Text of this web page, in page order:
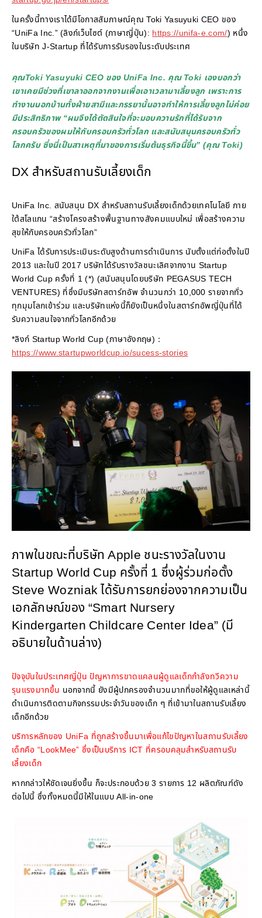
ในครั้งนี้ทางเราได้มีโอกาสสัมภาษณ์คุณ Toki Yasuyuki CEO ของ
“UniFa Inc.” (ลิงก์เว็บไซต์ (ภาษาญี่ปุ่น): https://unifa-e.com/) หนึ่ง
ในบริษัท J-Startup ที่ได้รับการรับรองในระดับประเทศ
คุณToki Yasuyuki CEO ของ UniFa Inc. คุณ Toki เองบอกว่า
เขาเคยมีช่วงที่เขาลาออกจากงานเพื่อเอาเวลามาเลี้ยงลูก เพราะการ
ทำงานนอกบ้านทั้งฝ่ายสามีและภรรยานั้นอาจทำให้การเลี้ยงลูกไม่ค่อย
มีประสิทธิภาพ “ผมจึงได้ตัดสินใจที่จะมอบความรักที่ได้รับจาก
ครอบครัวของผมให้กับครอบครัวทั่วโลก และสนับสนุนครอบครัวทั่ว
โลกครับ ซึ่งนี่เป็นสาเหตุที่มาของการเริ่มต้นธุรกิจนี้ขึ้น” (คุณ Toki)
DX สำหรับสถานรับเลี้ยงเด็ก
UniFa Inc. สนับสนุน DX สำหรับสถานรับเลี้ยงเด็กด้วยเทคโนโลยี ภาย
ใต้สโลแกน “สร้างโครงสร้างพื้นฐานทางสังคมแบบใหม่ เพื่อสร้างความ
สุขให้กับครอบครัวทั่วโลก”
UniFa ได้รับการประเมินระดับสูงด้านการดำเนินการ นับตั้งแต่ก่อตั้งในปี
2013 และในปี 2017 บริษัทได้รับรางวัลชนะเลิศจากงาน Startup
World Cup ครั้งที่ 1 (*) (สนับสนุนโดยบริษัท PEGASUS TECH
VENTURES) ที่ซึ่งมีบริษัทสตาร์ทอัพ จำนวนกว่า 10,000 รายจากทั่ว
ทุกมุมโลกเข้าร่วม และบริษัทแห่งนี้ก็ยังเป็นหนึ่งในสตาร์ทอัพญี่ปุ่นที่ได้
รับความสนใจจากทั่วโลกอีกด้วย
*ลิงก์ Startup World Cup (ภาษาอังกฤษ)：
https://www.startupworldcup.io/sucess-stories
ภาพในขณะที่บริษัท Apple ชนะรางวัลในงาน
Startup World Cup ครั้งที่ 1 ซึ่งผู้ร่วมก่อตั้ง
Steve Wozniak ได้รับการยกย่องจากความเป็น
เอกลักษณ์ของ “Smart Nursery
Kindergarten Childcare Center Idea” (มี
อธิบายในด้านล่าง)
ปัจจุบันในประเทศญี่ปุ่น ปัญหาการขาดแคลนผู้ดูแลเด็กกำลังทวีความ
รุนแรงมากขึ้น นอกจากนี้ ยังมีผู้ปกครองจำนวนมากที่ขอให้ผู้ดูแลเหล่านี้
ดำเนินการติดตามกิจกรรมประจำวันของเด็ก ๆ ที่เข้ามาในสถานรับเลี้ยง
เด็กอีกด้วย
บริการหลักของ UniFa ที่ถูกสร้างขึ้นมาเพื่อแก้ไขปัญหาในสถานรับเลี้ยง
เด็กคือ “LookMee” ซึ่งเป็นบริการ ICT ที่ครอบคลุมสำหรับสถานรับ
เลี้ยงเด็ก
หากกล่าวให้ชัดเจนยิ่งขึ้น ก็จะประกอบด้วย 3 รายการ 12 ผลิตภัณฑ์ดัง
ต่อไปนี้ ซึ่งทั้งหมดนี้มีให้ในแบบ All-in-one